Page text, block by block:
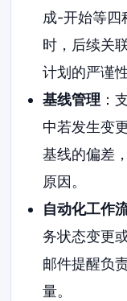
成-开始等四
时，后续关
计划的严谨性
基线管理 ：
中若发生变
基线的偏差
原因。
自动化工作
务状态变更
邮件提醒负
量。